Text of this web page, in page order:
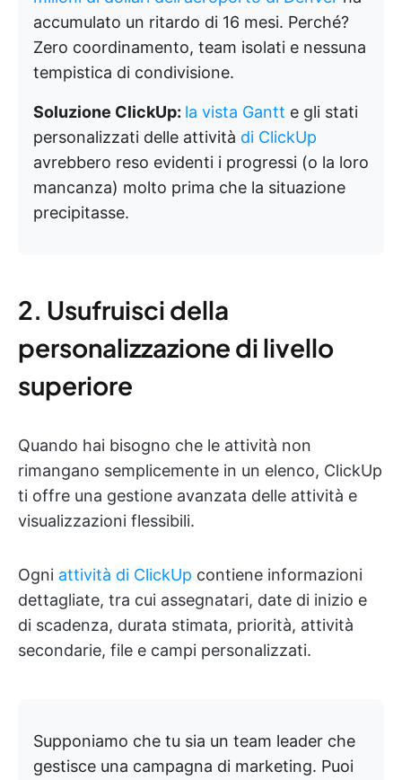
accumulato un ritardo di 16 mesi. Perché?
Zero coordinamento, team isolati e nessuna
tempistica di condivisione.
Soluzione ClickUp: la vista Gantt e gli stati
personalizzati delle attività di ClickUp
avrebbero reso evidenti i progressi (o la loro
mancanza) molto prima che la situazione
precipitasse.
2. Usufruisci della
personalizzazione di livello
superiore
Quando hai bisogno che le attività non
rimangano semplicemente in un elenco, ClickUp
ti offre una gestione avanzata delle attività e
visualizzazioni flessibili.
Ogni attività di ClickUp contiene informazioni
dettagliate, tra cui assegnatari, date di inizio e
di scadenza, durata stimata, priorità, attività
secondarie, file e campi personalizzati.
Supponiamo che tu sia un team leader che
gestisce una campagna di marketing. Puoi